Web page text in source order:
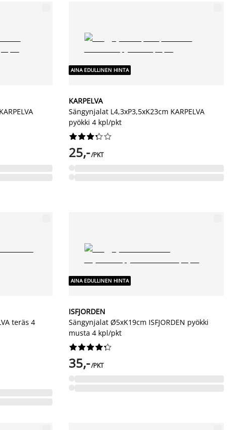
AINA EDULLINEN HINTA
KARPELVA
Sängynjalat L4,3xP3,5xK23cm KARPELVA
pyökki 4 kpl/pkt






25,-/PKT
teräs 4
AINA EDULLINEN HINTA
ISFJORDEN
Sängynjalat Ø5xK19cm ISFJORDEN pyökki
musta 4 kpl/pkt






35,-/PKT